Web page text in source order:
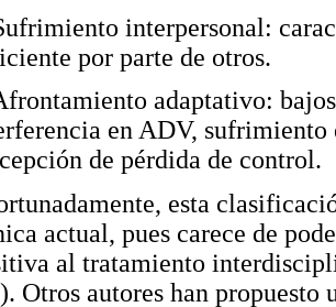
interpersonal:
por parte de otros.
adaptativo:
en ADV,
de pérdida de control.
esta
actual, pues carece de
al tratamiento
Otros autores han